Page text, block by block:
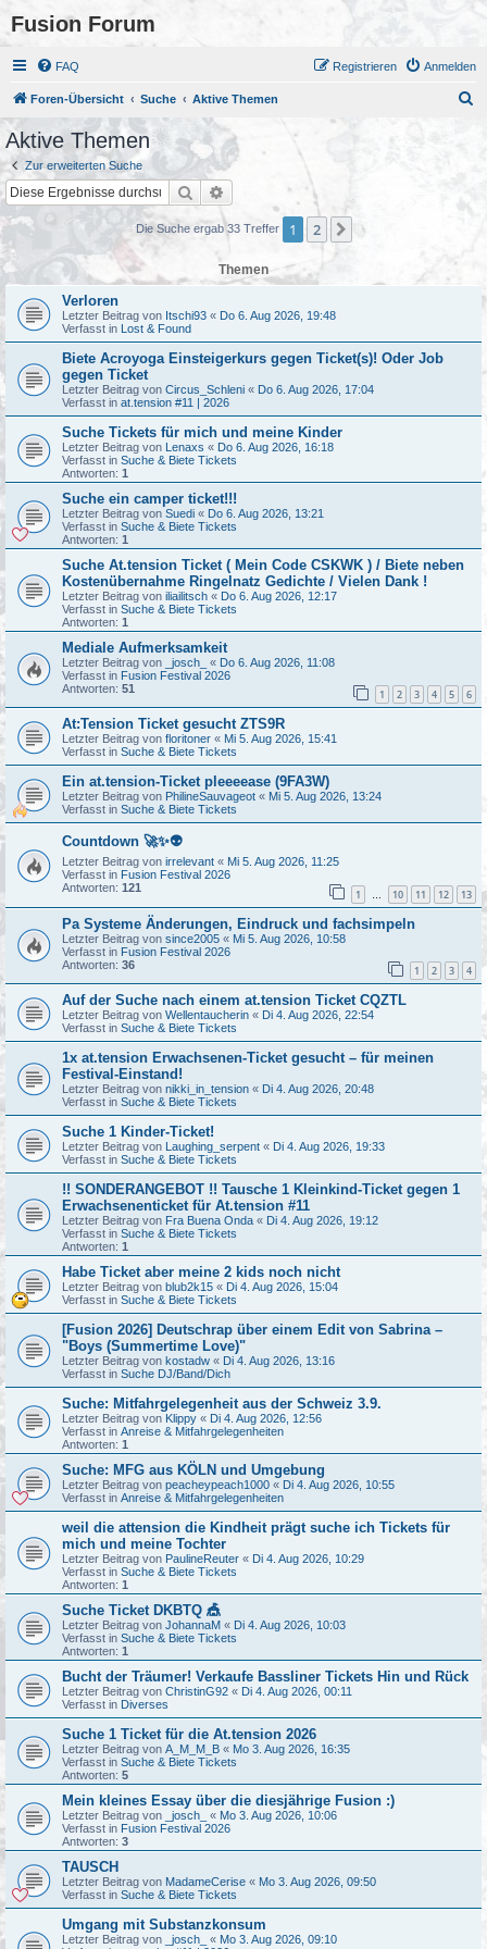
Fusion Forum
FAQ Anmelden
Registrieren
Foren-Übersicht Suche Aktive Themen
Aktive Themen
Zur erweiterten Suche
Suche Erweiterte Suche
Die Suche ergab 33 Treffer 1 2 Nächste
Themen
Verloren
Letzter Beitrag von Itschi93 « Do 6. Aug 2026, 19:48
Verfasst in Lost & Found
Biete Acroyoga Einsteigerkurs gegen Ticket(s)! Oder Job
gegen Ticket
Letzter Beitrag von Circus_Schleni « Do 6. Aug 2026, 17:04
Verfasst in at.tension #11 | 2026
Suche Tickets für mich und meine Kinder
Letzter Beitrag von Lenaxs « Do 6. Aug 2026, 16:18
Verfasst in Suche & Biete Tickets
Antworten: 1
Suche ein camper ticket!!!
Letzter Beitrag von Suedi « Do 6. Aug 2026, 13:21
Verfasst in Suche & Biete Tickets
Antworten: 1
Suche At.tension Ticket ( Mein Code CSKWK ) / Biete neben
Kostenübernahme Ringelnatz Gedichte / Vielen Dank !
Letzter Beitrag von iliailitsch « Do 6. Aug 2026, 12:17
Verfasst in Suche & Biete Tickets
Antworten: 1
Mediale Aufmerksamkeit
Letzter Beitrag von _josch_ « Do 6. Aug 2026, 11:08
Verfasst in Fusion Festival 2026
Antworten: 51 1 2 3 4 5 6
At:Tension Ticket gesucht ZTS9R
Letzter Beitrag von floritoner « Mi 5. Aug 2026, 15:41
Verfasst in Suche & Biete Tickets
Ein at.tension-Ticket pleeeease (9FA3W)
Letzter Beitrag von PhilineSauvageot « Mi 5. Aug 2026, 13:24
Verfasst in Suche & Biete Tickets
Countdown 🚀✨👽
Letzter Beitrag von irrelevant « Mi 5. Aug 2026, 11:25
Verfasst in Fusion Festival 2026
Antworten: 121 1 … 10 11 12 13
Pa Systeme Änderungen, Eindruck und fachsimpeln
Letzter Beitrag von since2005 « Mi 5. Aug 2026, 10:58
Verfasst in Fusion Festival 2026
Antworten: 36 1 2 3 4
Auf der Suche nach einem at.tension Ticket CQZTL
Letzter Beitrag von Wellentaucherin « Di 4. Aug 2026, 22:54
Verfasst in Suche & Biete Tickets
1x at.tension Erwachsenen-Ticket gesucht – für meinen
Festival-Einstand!
Letzter Beitrag von nikki_in_tension « Di 4. Aug 2026, 20:48
Verfasst in Suche & Biete Tickets
Suche 1 Kinder-Ticket!
Letzter Beitrag von Laughing_serpent « Di 4. Aug 2026, 19:33
Verfasst in Suche & Biete Tickets
!! SONDERANGEBOT !! Tausche 1 Kleinkind-Ticket gegen 1
Erwachsenenticket für At.tension #11
Letzter Beitrag von Fra Buena Onda « Di 4. Aug 2026, 19:12
Verfasst in Suche & Biete Tickets
Antworten: 1
Habe Ticket aber meine 2 kids noch nicht
Letzter Beitrag von blub2k15 « Di 4. Aug 2026, 15:04
Verfasst in Suche & Biete Tickets
[Fusion 2026] Deutschrap über einem Edit von Sabrina –
"Boys (Summertime Love)"
Letzter Beitrag von kostadw « Di 4. Aug 2026, 13:16
Verfasst in Suche DJ/Band/Dich
Suche: Mitfahrgelegenheit aus der Schweiz 3.9.
Letzter Beitrag von Klippy « Di 4. Aug 2026, 12:56
Verfasst in Anreise & Mitfahrgelegenheiten
Antworten: 1
Suche: MFG aus KÖLN und Umgebung
Letzter Beitrag von peacheypeach1000 « Di 4. Aug 2026, 10:55
Verfasst in Anreise & Mitfahrgelegenheiten
weil die attension die Kindheit prägt suche ich Tickets für
mich und meine Tochter
Letzter Beitrag von PaulineReuter « Di 4. Aug 2026, 10:29
Verfasst in Suche & Biete Tickets
Antworten: 1
Suche Ticket DKBTQ 🎪
Letzter Beitrag von JohannaM « Di 4. Aug 2026, 10:03
Verfasst in Suche & Biete Tickets
Antworten: 1
Bucht der Träumer! Verkaufe Bassliner Tickets Hin und Rück
Letzter Beitrag von ChristinG92 « Di 4. Aug 2026, 00:11
Verfasst in Diverses
Suche 1 Ticket für die At.tension 2026
Letzter Beitrag von A_M_M_B « Mo 3. Aug 2026, 16:35
Verfasst in Suche & Biete Tickets
Antworten: 5
Mein kleines Essay über die diesjährige Fusion :)
Letzter Beitrag von _josch_ « Mo 3. Aug 2026, 10:06
Verfasst in Fusion Festival 2026
Antworten: 3
TAUSCH
Letzter Beitrag von MadameCerise « Mo 3. Aug 2026, 09:50
Verfasst in Suche & Biete Tickets
Umgang mit Substanzkonsum
Letzter Beitrag von _josch_ « Mo 3. Aug 2026, 09:10